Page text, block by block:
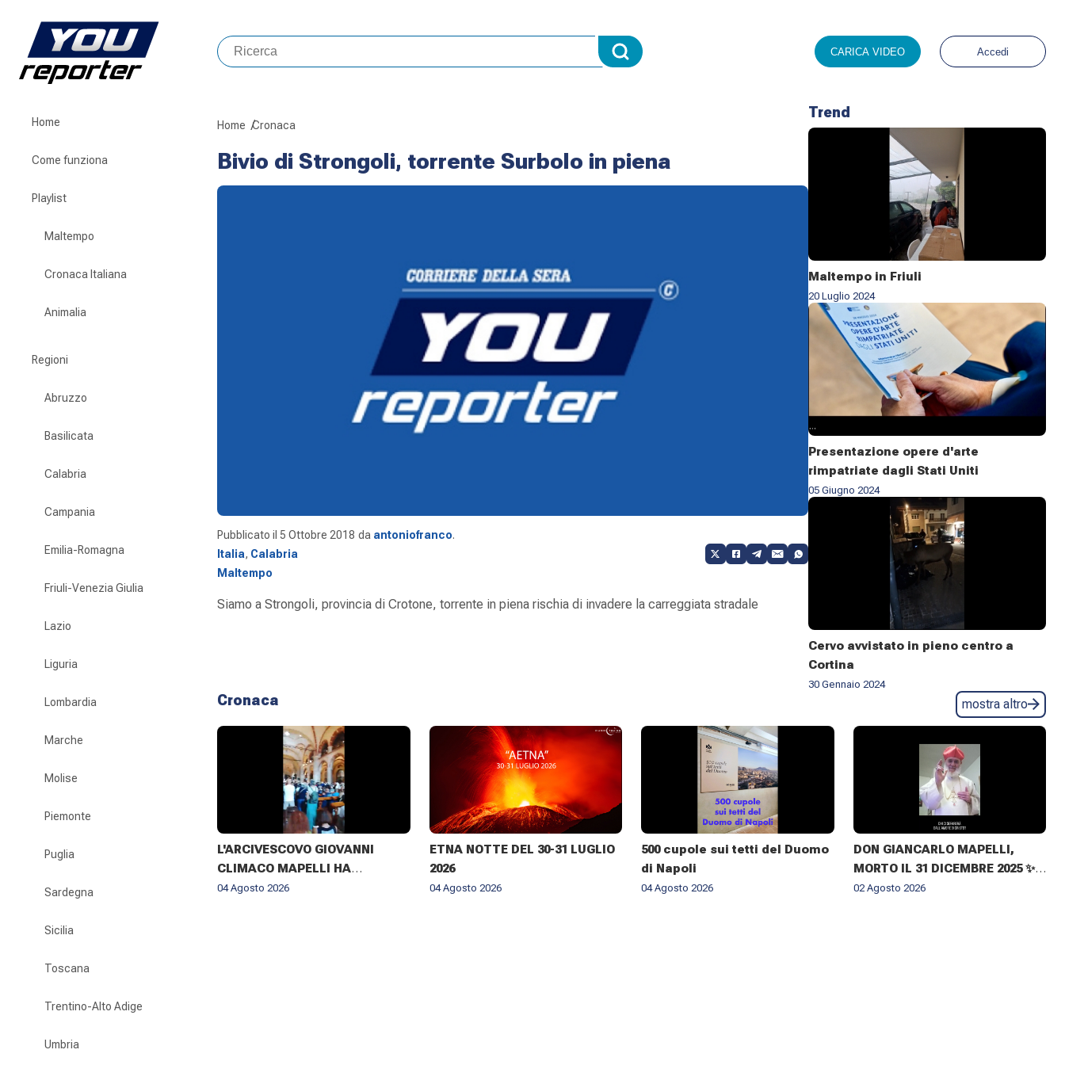
CARICA VIDEO Accedi
Home
Come funziona
Playlist
Maltempo
Cronaca Italiana
Animalia
Regioni
Abruzzo
Basilicata
Calabria
Campania
Emilia-Romagna
Friuli-Venezia Giulia
Lazio
Liguria
Lombardia
Marche
Molise
Piemonte
Puglia
Sardegna
Sicilia
Toscana
Trentino-Alto Adige
Umbria
Home Cronaca
Bivio di Strongoli, torrente Surbolo in piena
Pubblicato il 5 Ottobre 2018 da antoniofranco.
Italia, Calabria
Maltempo
Siamo a Strongoli, provincia di Crotone, torrente in piena rischia di invadere la carreggiata stradale
Trend
Maltempo in Friuli
20 Luglio 2024
Presentazione opere d'arte
rimpatriate dagli Stati Uniti
05 Giugno 2024
Cervo avvistato in pieno centro a
Cortina
30 Gennaio 2024
Cronaca mostra altro
L'ARCIVESCOVO GIOVANNI
CLIMACO MAPELLI HA
PRESENZIATO AL FUNERALE DI
04 Agosto 2026
ETNA NOTTE DEL 30-31 LUGLIO
2026
04 Agosto 2026
500 cupole sui tetti del Duomo
di Napoli
04 Agosto 2026
DON GIANCARLO MAPELLI,
MORTO IL 31 DICEMBRE 2025 ✨
IL RICORDO DEL CUGINO
02 Agosto 2026